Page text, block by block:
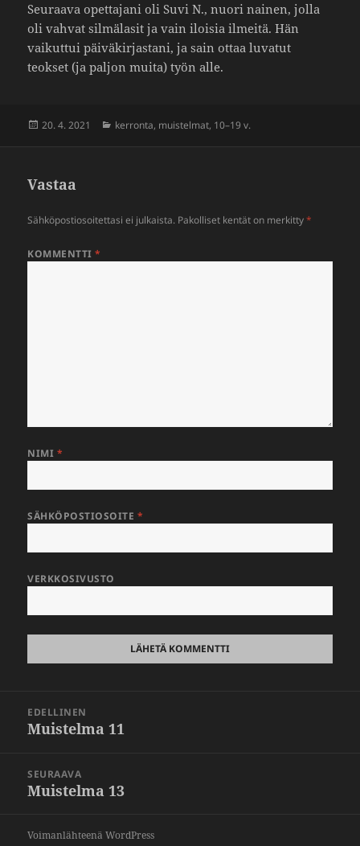
Seuraava opet­ta­jani oli Suvi N., nuori nainen, jolla
oli vahvat silmä­lasit ja vain iloisia ilmeitä. Hän
vaikuttui päivä­kir­jas­tani, ja sain ottaa luvatut
teokset (ja paljon muita) työn alle.
Julkaistu
20. 4. 2021 Kategoriat
kerronta, muistelmat, 10–19 v.
Vastaa
Sähköpostiosoitettasi ei julkaista. Pakolliset kentät on merkitty*
KOMMENTTI*
NIMI *
SÄHKÖPOSTIOSOITE *
VERKKOSIVUSTO
selausEDELLINEN
Edellinen
Muistelma 11
SEURAAVA
Seuraava
Muistelma 13
Voimanlähteenä WordPress